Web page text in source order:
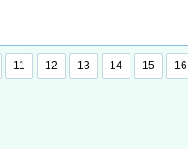
11 12 13 14 15 16